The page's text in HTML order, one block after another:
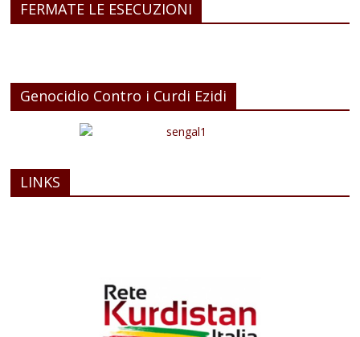
FERMATE LE ESECUZIONI
Genocidio Contro i Curdi Ezidi
LINKS